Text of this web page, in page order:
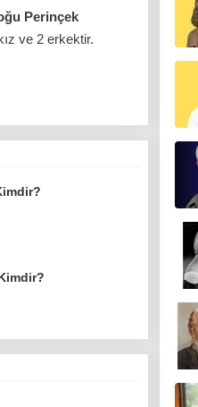
Perinçek
ve 2 erkektir.